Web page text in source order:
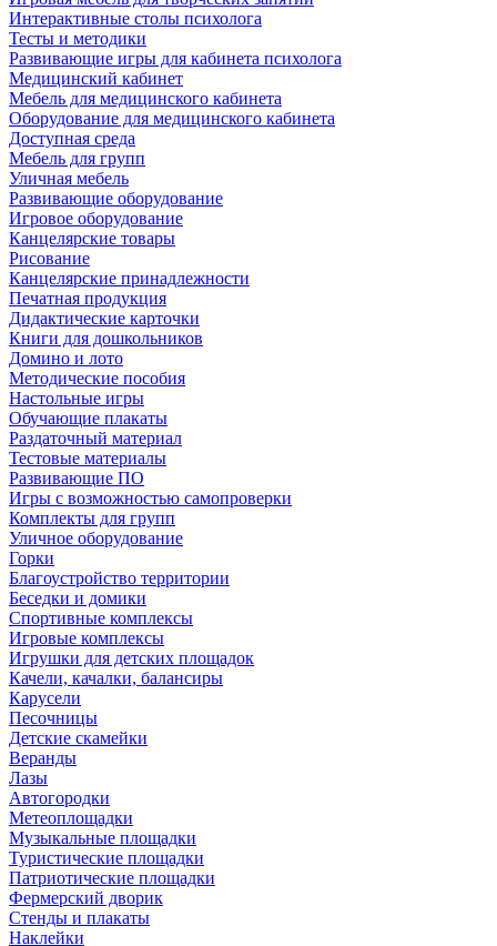
Интерактивные столы психолога
Тесты и методики
Развивающие игры для кабинета психолога
Медицинский кабинет
Мебель для медицинского кабинета
Оборудование для медицинского кабинета
Доступная среда
Мебель для групп
Уличная мебель
Развивающие оборудование
Игровое оборудование
Канцелярские товары
Рисование
Канцелярские принадлежности
Печатная продукция
Дидактические карточки
Книги для дошкольников
Домино и лото
Методические пособия
Настольные игры
Обучающие плакаты
Раздаточный материал
Тестовые материалы
Развивающие ПО
Игры с возможностью самопроверки
Комплекты для групп
Уличное оборудование
Горки
Благоустройство территории
Беседки и домики
Спортивные комплексы
Игровые комплексы
Игрушки для детских площадок
Качели, качалки, балансиры
Карусели
Песочницы
Детские скамейки
Веранды
Лазы
Автогородки
Метеоплощадки
Музыкальные площадки
Туристические площадки
Патриотические площадки
Фермерский дворик
Стенды и плакаты
Наклейки